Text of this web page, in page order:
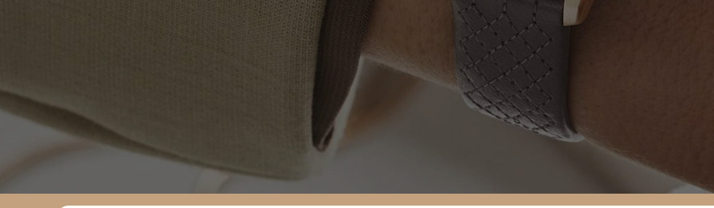
2026年6月江诗丹顿北京市售后服务网络优化升级公告